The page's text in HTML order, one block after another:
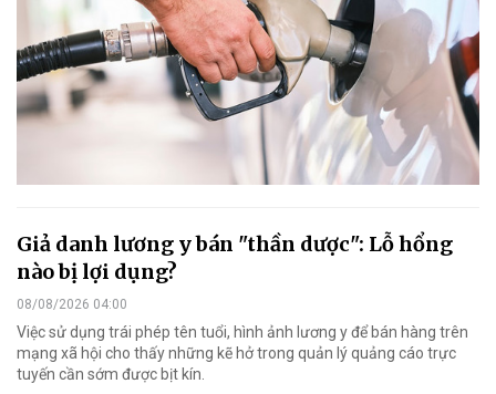
Giả danh lương y bán "thần dược": Lỗ hổng
nào bị lợi dụng?
08/08/2026 04:00
Việc sử dụng trái phép tên tuổi, hình ảnh lương y để bán hàng trên
mạng xã hội cho thấy những kẽ hở trong quản lý quảng cáo trực
tuyến cần sớm được bịt kín.